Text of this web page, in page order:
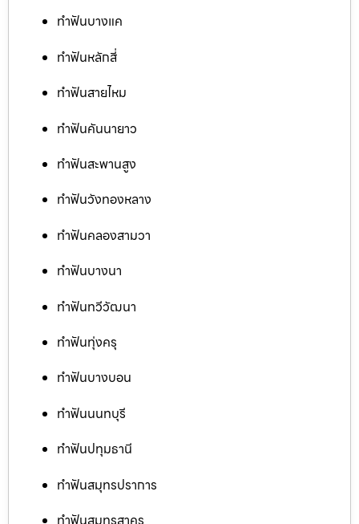
ทำฟันบางแค
ทำฟันหลักสี่
ทำฟันสายไหม
ทำฟันคันนายาว
ทำฟันสะพานสูง
ทำฟันวังทองหลาง
ทำฟันคลองสามวา
ทำฟันบางนา
ทำฟันทวีวัฒนา
ทำฟันทุ่งครุ
ทำฟันบางบอน
ทำฟันนนทบุรี
ทำฟันปทุมธานี
ทำฟันสมุทรปราการ